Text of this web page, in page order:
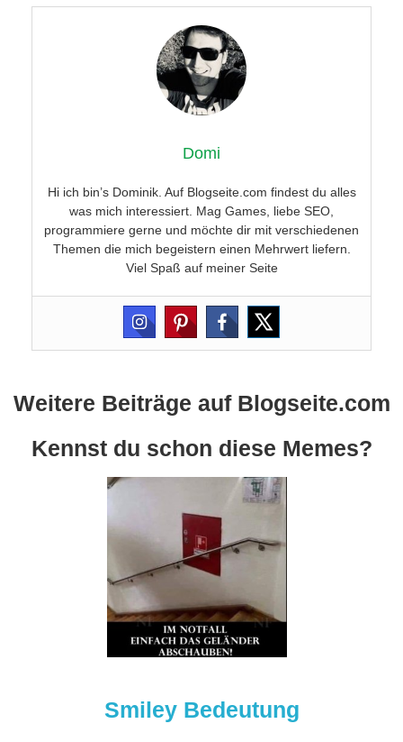
Domi
Hi ich bin’s Dominik. Auf Blogseite.com findest du alles
was mich interessiert. Mag Games, liebe SEO,
programmiere gerne und möchte dir mit verschiedenen
Themen die mich begeistern einen Mehrwert liefern.
Viel Spaß auf meiner Seite
Weitere Beiträge auf Blogseite.com
Kennst du schon diese Memes?
Smiley Bedeutung